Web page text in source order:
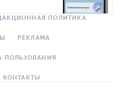
ПОЛИТИКА
РЕКЛАМА
ПОЛЬЗОВАНИЯ
КОНТАКТЫ